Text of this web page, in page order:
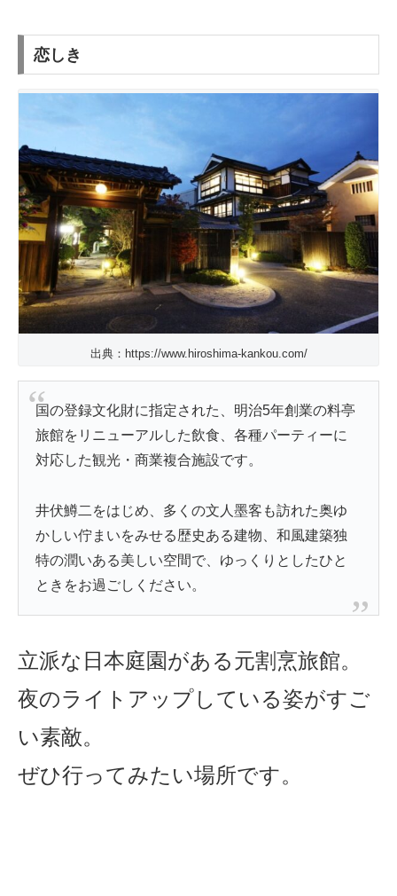
恋しき
出典：https://www.hiroshima-kankou.com/
国の登録文化財に指定された、明治5年創業の料亭
旅館をリニューアルした飲食、各種パーティーに
対応した観光・商業複合施設です。
井伏鱒二をはじめ、多くの文人墨客も訪れた奥ゆ
かしい佇まいをみせる歴史ある建物、和風建築独
特の潤いある美しい空間で、ゆっくりとしたひと
ときをお過ごしください。
立派な日本庭園がある元割烹旅館。
夜のライトアップしている姿がすご
い素敵。
ぜひ行ってみたい場所です。